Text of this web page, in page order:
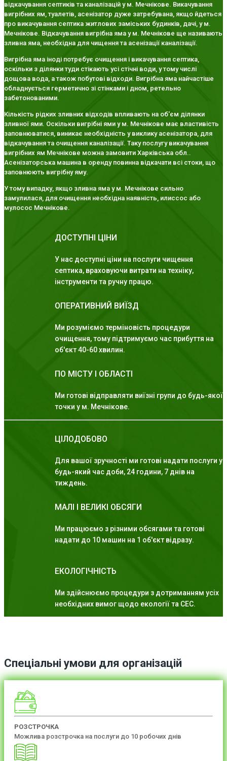
відкачування септиків та каналізацій у м. Мечнікове. Викачування
вигрібних ям, туалетів, асенізатор дуже затребувана, якщо йдеться
про викачування септика житлових заміських будинків, дачі, у м.
Мечнікове. Відкачування вигрібна яма у м. Мечнікове ще називають
зливна яма, необхідна для чищення та асенізації каналізації.
Вигрібна яма іноді потребує очищення і викачування септика,
оскільки з ділянки туди стікають усі стічні води, у тому числі
дощова вода, а також побутові відходи. Вигрібна яма найчастіше
обладнується герметично зі стінками і дном, ретельно
забетонованими.
Кількість рідких зливних відходів впливають на об'єм ділянки
зливної ями. Оскільки вигрібні ями у м. Мечнікове має властивість
заповнюватися, виникає необхідність у виклику асенізатора, для
відкачування та очищення каналізації. Таку послугу викачування
вигрібних ям Мечнікове можна замовити Харківська обл..
Асенізаторська машина в оренду повинна відкачати всі стоки, що
заповнюють вигрібну яму.
У тому випадку, якщо зливна яма у м. Мечнікове сильно
замулилася, для очищення необхідна наявність, илиссос або
мулосос Мечнікове.
ДОСТУПНІ ЦІНИ
У нас доступні ціни на послуги чищення
септика, враховуючи витрати на техніку,
інструменти та ручну працю.
ОПЕРАТИВНИЙ ВИЇЗД
Ми розуміємо терміновість процедури
очищення, тому підтримуємо час прибуття на
об'єкт 40-60 хвилин.
ПО МІСТУ І ОБЛАСТІ
Ми готові відправляти виїзні групи до будь-якої
точки у м. Мечнікове.
ЦІЛОДОБОВО
Для вашої зручності ми готові надати послуги у
будь-який час доби, 24 години, 7 днів на
тиждень.
МАЛІ І ВЕЛИКІ ОБСЯГИ
Ми працюємо з різними обсягами та готові
надати до 10 машин на 1 об'єкт відразу.
ЕКОЛОГІЧНІСТЬ
Ми здійснюємо процедури з дотриманням усіх
необхідних вимог щодо екології та СЕС.
Спеціальні умови для організацій
РОЗСТРОЧКА
Можлива розстрочка на послуги до 10 робочих днів